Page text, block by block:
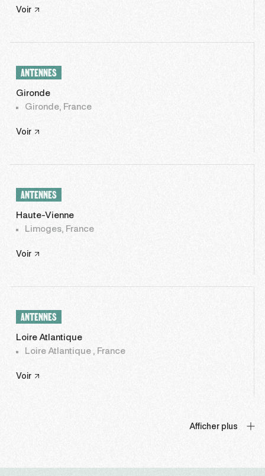
Voir
ANTENNES
Gironde
Gironde, France
Voir
ANTENNES
Haute-Vienne
Limoges, France
Voir
ANTENNES
Loire Atlantique
Loire Atlantique , France
Voir
Afficher plus